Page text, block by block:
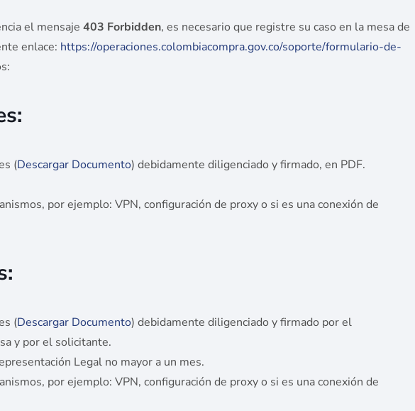
el mensaje 403 Forbidden, es necesario que registre su caso en la mesa de
enlace: https://operaciones.colombiacompra.gov.co/soporte/formulario-de-
(Descargar Documento) debidamente diligenciado y firmado, en PDF.
por ejemplo: VPN, configuración de proxy o si es una conexión de
(Descargar Documento) debidamente diligenciado y firmado por el
y por el solicitante.
Legal no mayor a un mes.
por ejemplo: VPN, configuración de proxy o si es una conexión de